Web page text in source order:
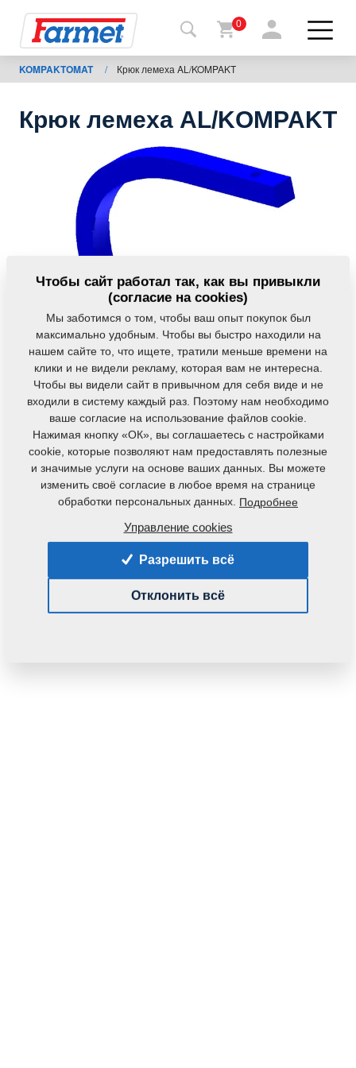
Назад
на
Фармет-
скачиванию
0
KOMPAKTOMAT / Крюк лемеха AL/KOMPAKT
Крюк лемеха AL/KOMPAKT
Код продукта: 3002818
Первоначальный номер по каталогу:
Данная деталь также применяется и для
следующего оборудования:
Чтобы сайт работал так, как вы привыкли
(согласие на cookies)
Мы заботимся о том, чтобы ваш опыт покупок был
максимально удобным. Чтобы вы быстро находили на
нашем сайте то, что ищете, тратили меньше времени на
клики и не видели рекламу, которая вам не интересна.
Чтобы вы видели сайт в привычном для себя виде и не
входили в систему каждый раз. Поэтому нам необходимо
ваше согласие на использование файлов cookie.
Нажимая кнопку «ОК», вы соглашаетесь с настройками
cookie, которые позволяют нам предоставлять полезные
и значимые услуги на основе ваших данных. Вы можете
изменить своё согласие в любое время на странице
обработки персональных данных. Подробнее
Управление cookies
Разрешить всё
Отклонить всё